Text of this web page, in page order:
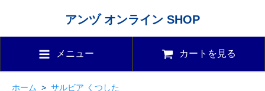
アンヅ オンライン SHOP
メニュー カートを見る
ホーム > サルビア くつした